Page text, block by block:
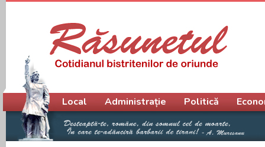
Meniu principal
Local Administrație Politică